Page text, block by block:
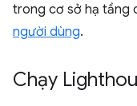
trong cơ sở hạ tầng
người dùng.
Chạy